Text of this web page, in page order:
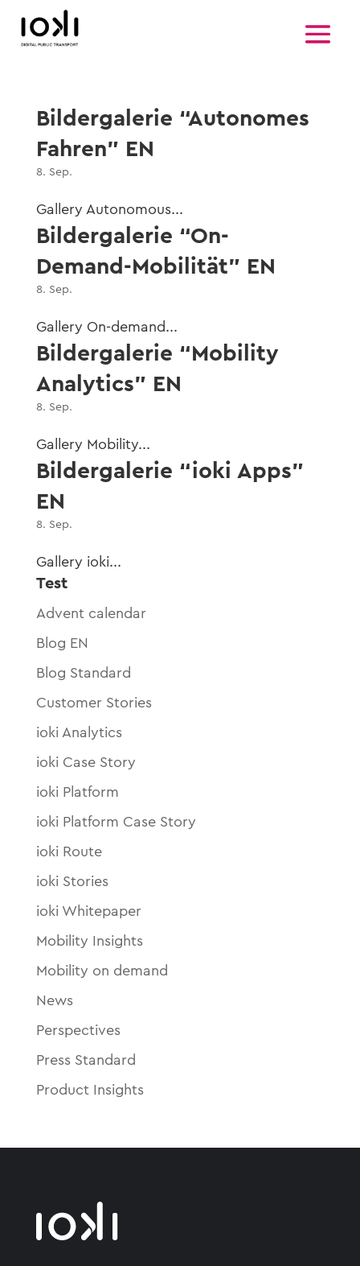
Bildergalerie “Autonomes
Fahren” EN
8. Sep.
Gallery Autonomous...
Bildergalerie “On-
Demand-Mobilität” EN
8. Sep.
Gallery On-demand...
Bildergalerie “Mobility
Analytics” EN
8. Sep.
Gallery Mobility...
Bildergalerie “ioki Apps”
EN
8. Sep.
Gallery ioki...
Test
Advent calendar
Blog EN
Blog Standard
Customer Stories
ioki Analytics
ioki Case Story
ioki Platform
ioki Platform Case Story
ioki Route
ioki Stories
ioki Whitepaper
Mobility Insights
Mobility on demand
News
Perspectives
Press Standard
Product Insights